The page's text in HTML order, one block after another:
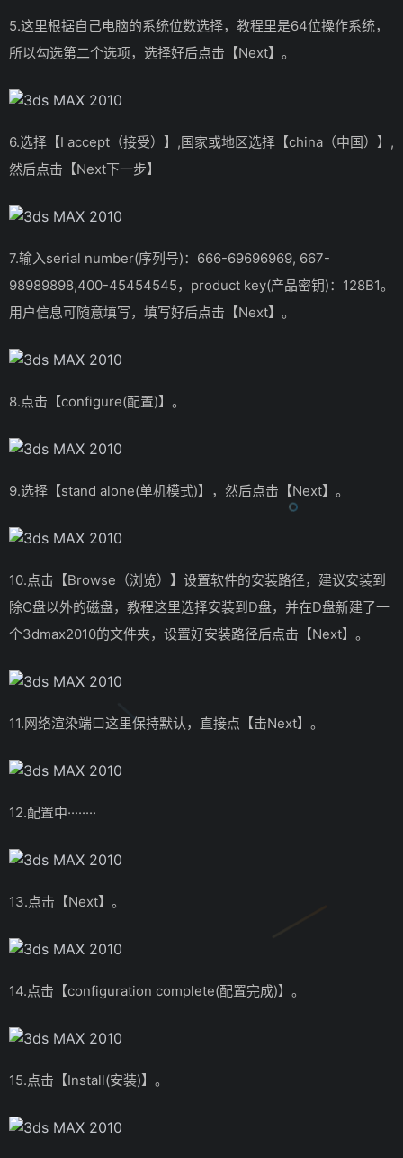
5.这里根据自己电脑的系统位数选择，教程里是64位操作系统，
所以勾选第二个选项，选择好后点击【Next】。
6.选择【I accept（接受）】,国家或地区选择【china（中国）】,
然后点击【Next下一步】
7.输入serial number(序列号)：666-69696969, 667-
98989898,400-45454545，product key(产品密钥)：128B1。
用户信息可随意填写，填写好后点击【Next】。
8.点击【configure(配置)】。
9.选择【stand alone(单机模式)】，然后点击【Next】。
10.点击【Browse（浏览）】设置软件的安装路径，建议安装到
除C盘以外的磁盘，教程这里选择安装到D盘，并在D盘新建了一
个3dmax2010的文件夹，设置好安装路径后点击【Next】。
11.网络渲染端口这里保持默认，直接点【击Next】。
12.配置中········
13.点击【Next】。
14.点击【configuration complete(配置完成)】。
15.点击【Install(安装)】。